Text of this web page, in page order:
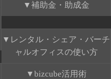
補助金・助成金
レンタル・シェア・バーチ
ャルオフィスの使い方
bizcube活用術